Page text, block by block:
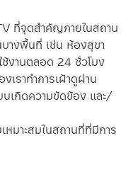
จุดสำคัญภายในสถาน
างพื้นที่ เช่น ห้องสุขา
านตลอด 24 ชั่วโมง
เราทำการเฝ้าดูผ่าน
กิดความขัดข้อง และ/
าะสมในสถานที่ที่มีการ